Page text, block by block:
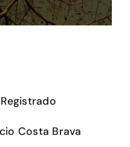
Registrado
Costa Brava